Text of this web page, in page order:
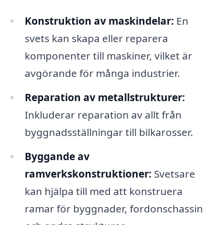
Konstruktion av maskindelar: En
svets kan skapa eller reparera
komponenter till maskiner, vilket är
avgörande för många industrier.
Reparation av metallstrukturer:
Inkluderar reparation av allt från
byggnadsställningar till bilkarosser.
Byggande av
ramverkskonstruktioner: Svetsare
kan hjälpa till med att konstruera
ramar för byggnader, fordonschassin